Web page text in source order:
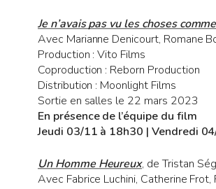
Je n’avais pas vu les choses
Avec Marianne Denicourt, Romane
Production : Vito Films
Coproduction : Reborn Production
Distribution : Moonlight Films
Sortie en salles le 22 mars 2023
En présence de l’équipe du film
Jeudi 03/11 à 18h30 | Vendredi
Un Homme Heureux, de Tristan
Avec Fabrice Luchini, Catherine